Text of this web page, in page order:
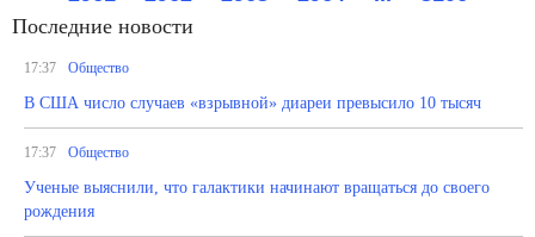
Последние новости
17:37 Общество
В США число случаев «взрывной» диареи превысило 10 тысяч
17:37 Общество
Ученые выяснили, что галактики начинают вращаться до своего
рождения